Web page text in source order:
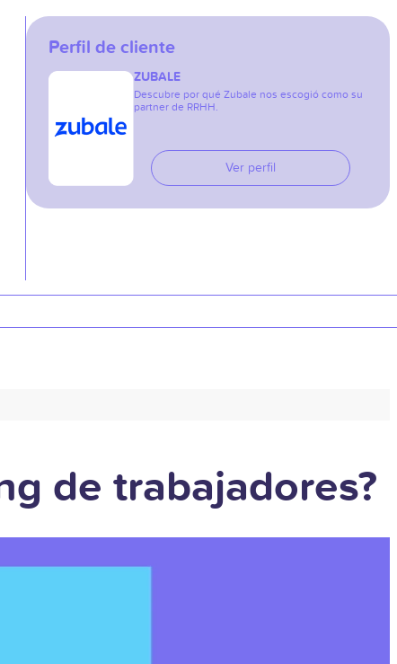
Perfil de cliente
ZUBALE
Descubre por qué Zubale nos escogió como su
partner de RRHH.
Ver perfil
de trabajadores?